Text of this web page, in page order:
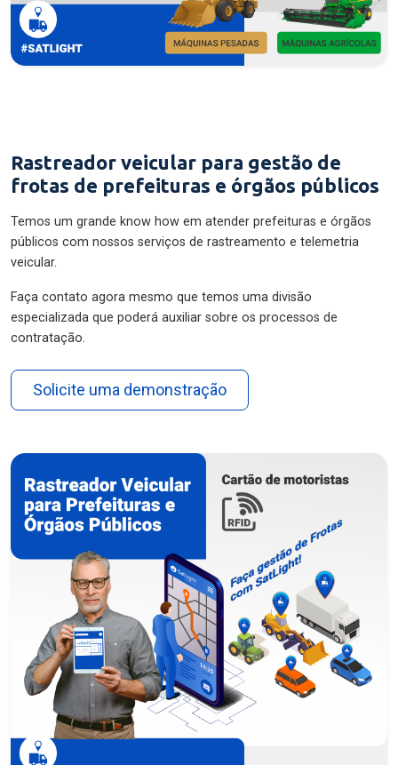
Rastreador veicular para gestão de
frotas de prefeituras e órgãos públicos
Temos um grande know how em atender prefeituras e órgãos
públicos com nossos serviços de rastreamento e telemetria
veicular.
Faça contato agora mesmo que temos uma divisão
especializada que poderá auxiliar sobre os processos de
contratação.
Solicite uma demonstração